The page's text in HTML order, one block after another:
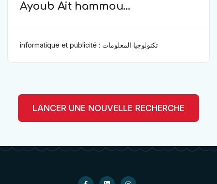
Ayoub Ait hammou
informatique et publicité : تكنولوجيا المعلومات
LANCER UNE NOUVELLE RECHERCHE